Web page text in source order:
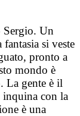
Sergio. Un
si veste
pronto a
mondo è
La gente è il
con la
è una